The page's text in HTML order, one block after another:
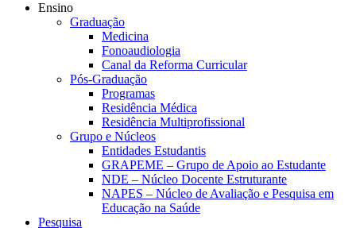
Ensino
Graduação
Medicina
Fonoaudiologia
Canal da Reforma Curricular
Pós-Graduação
Programas
Residência Médica
Residência Multiprofissional
Grupo e Núcleos
Entidades Estudantis
GRAPEME – Grupo de Apoio ao Estudante
NDE – Núcleo Docente Estruturante
NAPES – Núcleo de Avaliação e Pesquisa em
Educação na Saúde
Pesquisa